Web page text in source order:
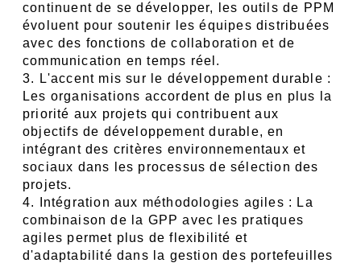
continuent de se développer, les outils de PPM
évoluent pour soutenir les équipes distribuées
avec des fonctions de collaboration et de
communication en temps réel.
3. L'accent mis sur le développement durable :
Les organisations accordent de plus en plus la
priorité aux projets qui contribuent aux
objectifs de développement durable, en
intégrant des critères environnementaux et
sociaux dans les processus de sélection des
projets.
4. Intégration aux méthodologies agiles : La
combinaison de la GPP avec les pratiques
agiles permet plus de flexibilité et
d'adaptabilité dans la gestion des portefeuilles